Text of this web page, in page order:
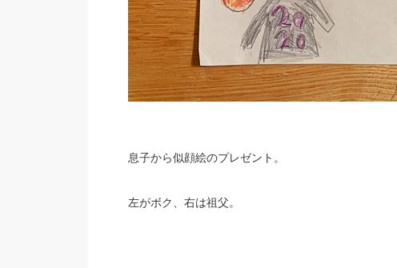
息子から似顔絵のプレゼント。
左がボク、右は祖父。